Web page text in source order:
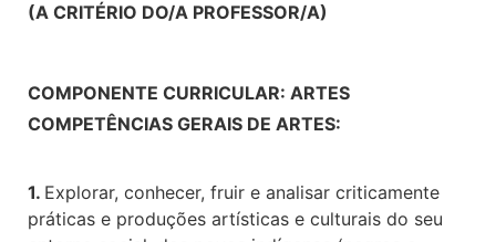
(A CRITÉRIO DO/A PROFESSOR/A)
COMPONENTE CURRICULAR: ARTES
COMPETÊNCIAS GERAIS DE ARTES:
1. Explorar, conhecer, fruir e analisar criticamente
práticas e produções artísticas e culturais do seu